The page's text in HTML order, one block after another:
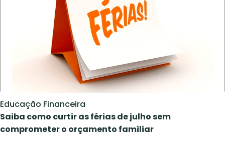
Educação Financeira
Saiba como curtir as férias de julho sem
comprometer o orçamento familiar